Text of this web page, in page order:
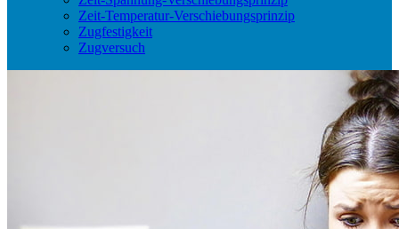
Zeit-Temperatur-Verschiebungsprinzip
Zugfestigkeit
Zugversuch